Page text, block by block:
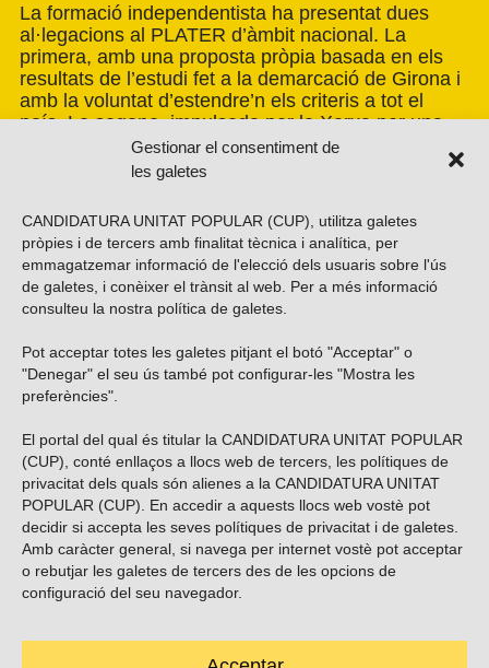
Gestionar el consentiment de
les galetes
CANDIDATURA UNITAT POPULAR (CUP), utilitza galetes
pròpies i de tercers amb finalitat tècnica i analítica, per
emmagatzemar informació de l'elecció dels usuaris sobre l'ús
de galetes, i conèixer el trànsit al web. Per a més informació
consulteu la nostra política de galetes
Pot acceptar totes les galetes pitjant el botó "Acceptar" o
"Denegar" el seu ús també pot configurar-les "Mostra les
preferències".
El portal del qual és titular la CANDIDATURA UNITAT POPULAR
(CUP), conté enllaços a llocs web de tercers, les polítiques de
privacitat dels quals són alienes a la CANDIDATURA UNITAT
POPULAR (CUP). En accedir a aquests llocs web vostè pot
decidir si accepta les seves polítiques de privacitat i de galetes.
Amb caràcter general, si navega per internet vostè pot acceptar
o rebutjar les galetes de tercers des de les opcions de
configuració del seu navegador.
La formació independentista ha presentat dues
al·legacions al PLATER d’àmbit nacional. La
primera, amb una proposta pròpia basada en els
resultats de l’estudi fet a la demarcació de Girona i
amb la voluntat d’estendre’n els criteris a tot el
país. La segona, impulsada per la Xarxa per una
Transició Energètica Justa, de caràcter més global.
Vols subscriure’t al nostre butlletí?
ENVIAR
Troba’ns a les xarxes socials